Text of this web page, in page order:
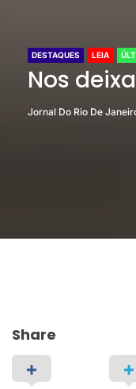
DESTAQUES LEIA
Nos
Jornal Do Rio De
Share